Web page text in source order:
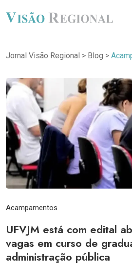
Jornal Visão Regional > Blog >
Acampamentos
UFVJM está com edital
vagas em curso de
administração pública